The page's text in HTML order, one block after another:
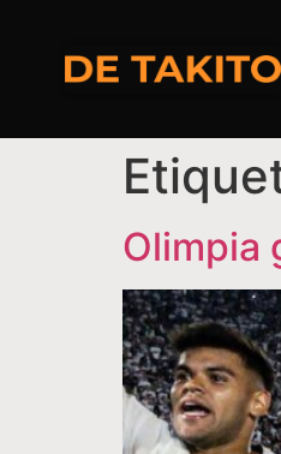
Olimpia